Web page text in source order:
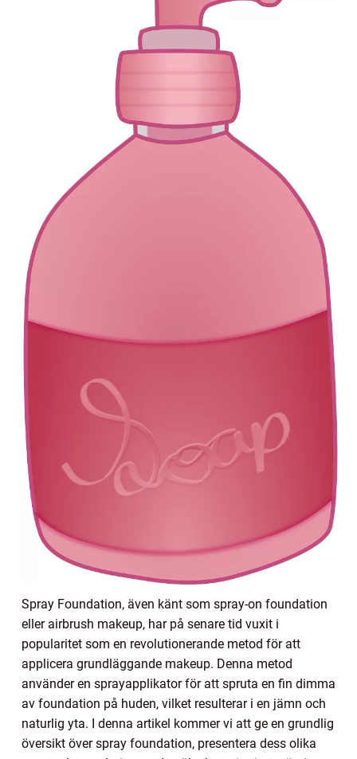
Spray Foundation, även känt som spray-on foundation
eller airbrush makeup, har på senare tid vuxit i
popularitet som en revolutionerande metod för att
applicera grundläggande makeup. Denna metod
använder en sprayapplikator för att spruta en fin dimma
av foundation på huden, vilket resulterar i en jämn och
naturlig yta. I denna artikel kommer vi att ge en grundlig
översikt över spray foundation, presentera dess olika